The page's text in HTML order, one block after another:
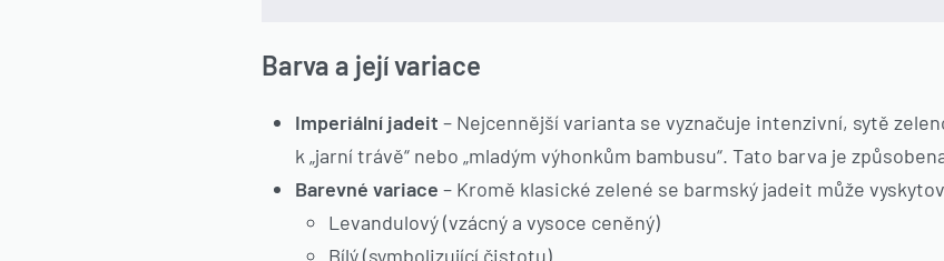
Barva a její variace
Imperiální jadeit – Nejcennější varianta se vyznačuje intenzivní, sytě
k „jarní trávě“ nebo „mladým výhonkům bambusu“. Tato barva je
Barevné variace – Kromě klasické zelené se barmský jadeit může
Levandulový (vzácný a vysoce ceněný)
Bílý (symbolizující čistotu)